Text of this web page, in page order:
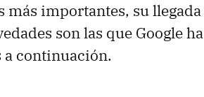
más importantes, su llegada
son las que Google ha
a continuación.